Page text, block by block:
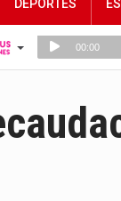
DEPORTES